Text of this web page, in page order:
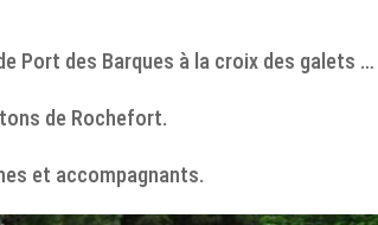
Port des Barques à la croix des galets …
de Rochefort.
et accompagnants.